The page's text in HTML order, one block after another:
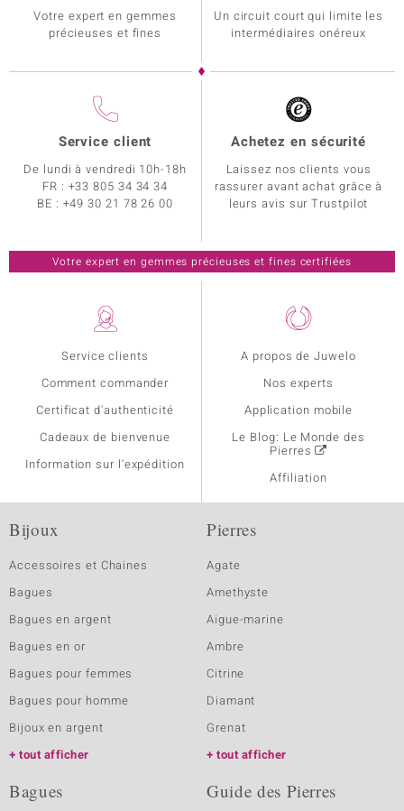
Service clients
Comment commander
Certificat d'authenticité
Cadeaux de bienvenue
Information sur l'expédition
A propos de Juwelo
Nos experts
Application mobile
Le Blog: Le Monde des
Pierres
Affiliation
Votre expert en gemmes
précieuses et fines
Un circuit court qui limite les
intermédiaires onéreux
Service client
De lundi à vendredi 10h-18h
FR : +33 805 34 34 34
BE : +49 30 21 78 26 00
Achetez en sécurité
Laissez nos clients vous
rassurer avant achat grâce à
leurs avis sur Trustpilot
Votre expert en gemmes précieuses et fines certifiées
Bijoux
Accessoires et Chaines
Bagues
Bagues en argent
Bagues en or
Bagues pour femmes
Bagues pour homme
Bijoux en argent
tout afficher
Pierres
Agate
Amethyste
Aigue-marine
Ambre
Citrine
Diamant
Grenat
tout afficher
Bagues Guide des Pierres